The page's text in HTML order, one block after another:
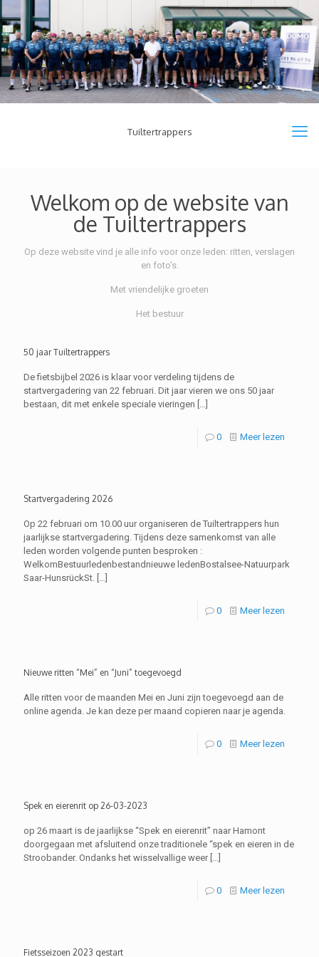
Tuiltertrappers
Welkom op de website van
de Tuiltertrappers
Op deze website vind je alle info voor onze leden: ritten, verslagen
en foto's.
Met vriendelijke groeten
Het bestuur
50 jaar Tuiltertrappers
De fietsbijbel 2026 is klaar voor verdeling tijdens de
startvergadering van 22 februari. Dit jaar vieren we ons 50 jaar
bestaan, dit met enkele speciale vieringen […]
0 Meer lezen
Startvergadering 2026
Op 22 februari om 10.00 uur organiseren de Tuiltertrappers hun
jaarlijkse startvergadering. Tijdens deze samenkomst van alle
leden worden volgende punten besproken :
WelkomBestuurledenbestandnieuwe ledenBostalsee-Natuurpark
Saar-HunsrückSt. […]
0 Meer lezen
Nieuwe ritten “Mei” en “Juni” toegevoegd
Alle ritten voor de maanden Mei en Juni zijn toegevoegd aan de
online agenda. Je kan deze per maand copieren naar je agenda.
0 Meer lezen
Spek en eierenrit op 26-03-2023
op 26 maart is de jaarlijkse “Spek en eierenrit” naar Hamont
doorgegaan met afsluitend onze traditionele “spek en eieren in de
Stroobander. Ondanks het wisselvallige weer[…]
0 Meer lezen
Fietsseizoen 2023 gestart